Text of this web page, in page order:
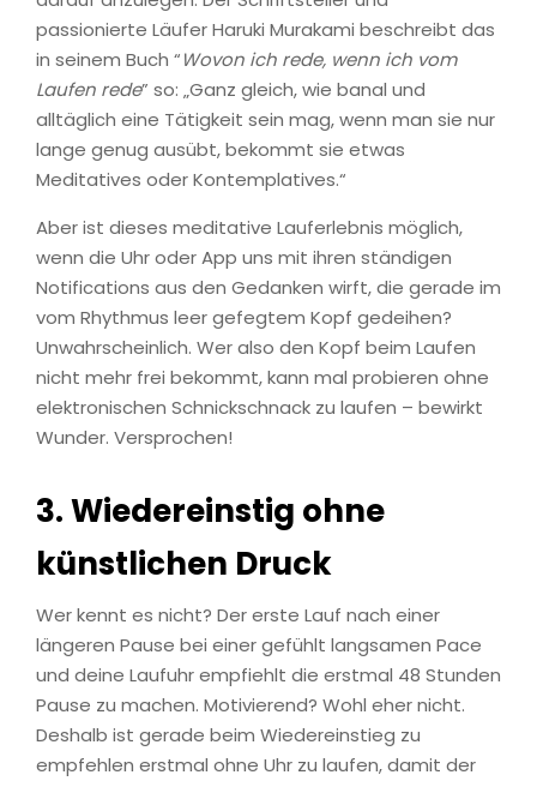
passionierte Läufer Haruki Murakami beschreibt das
in seinem Buch “Wovon ich rede, wenn ich vom
Laufen rede” so: „Ganz gleich, wie banal und
alltäglich eine Tätigkeit sein mag, wenn man sie nur
lange genug ausübt, bekommt sie etwas
Meditatives oder Kontemplatives.“
Aber ist dieses meditative Lauferlebnis möglich,
wenn die Uhr oder App uns mit ihren ständigen
Notifications aus den Gedanken wirft, die gerade im
vom Rhythmus leer gefegtem Kopf gedeihen?
Unwahrscheinlich. Wer also den Kopf beim Laufen
nicht mehr frei bekommt, kann mal probieren ohne
elektronischen Schnickschnack zu laufen – bewirkt
Wunder. Versprochen!
3.Wiedereinstig ohne
künstlichen Druck
Wer kennt es nicht? Der erste Lauf nach einer
längeren Pause bei einer gefühlt langsamen Pace
und deine Laufuhr empfiehlt die erstmal 48 Stunden
Pause zu machen. Motivierend? Wohl eher nicht.
Deshalb ist gerade beim Wiedereinstieg zu
empfehlen erstmal ohne Uhr zu laufen, damit der